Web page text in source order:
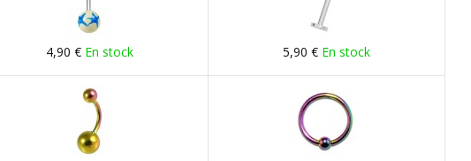
4,90 € En stock 5,90 € En stock